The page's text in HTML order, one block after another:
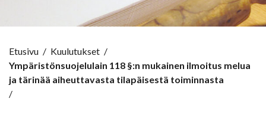
Etusivu / Kuulutukset /
Ympäristönsuojelulain 118 §:n mukainen ilmoitus melua
ja tärinää aiheuttavasta tilapäisestä toiminnasta
/